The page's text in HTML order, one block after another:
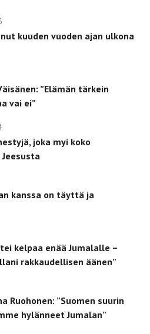
kuuden vuoden ajan ulkona
”Elämän tärkein
vai ei”
joka myi koko
kanssa on täyttä ja
kelpaa enää Jumalalle –
rakkaudellisen äänen”
Ruohonen: ”Suomen suurin
hylänneet Jumalan”